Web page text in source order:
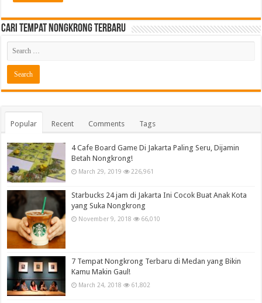
Cari Tempat Nongkrong Terbaru
Popular Recent Comments Tags
4 Cafe Board Game Di Jakarta Paling Seru, Dijamin
Betah Nongkrong!
March 29, 2019 226,961
Starbucks 24 jam di Jakarta Ini Cocok Buat Anak Kota
yang Suka Nongkrong
November 9, 2018 66,010
7 Tempat Nongkrong Terbaru di Medan yang Bikin
Kamu Makin Gaul!
March 24, 2018 61,802